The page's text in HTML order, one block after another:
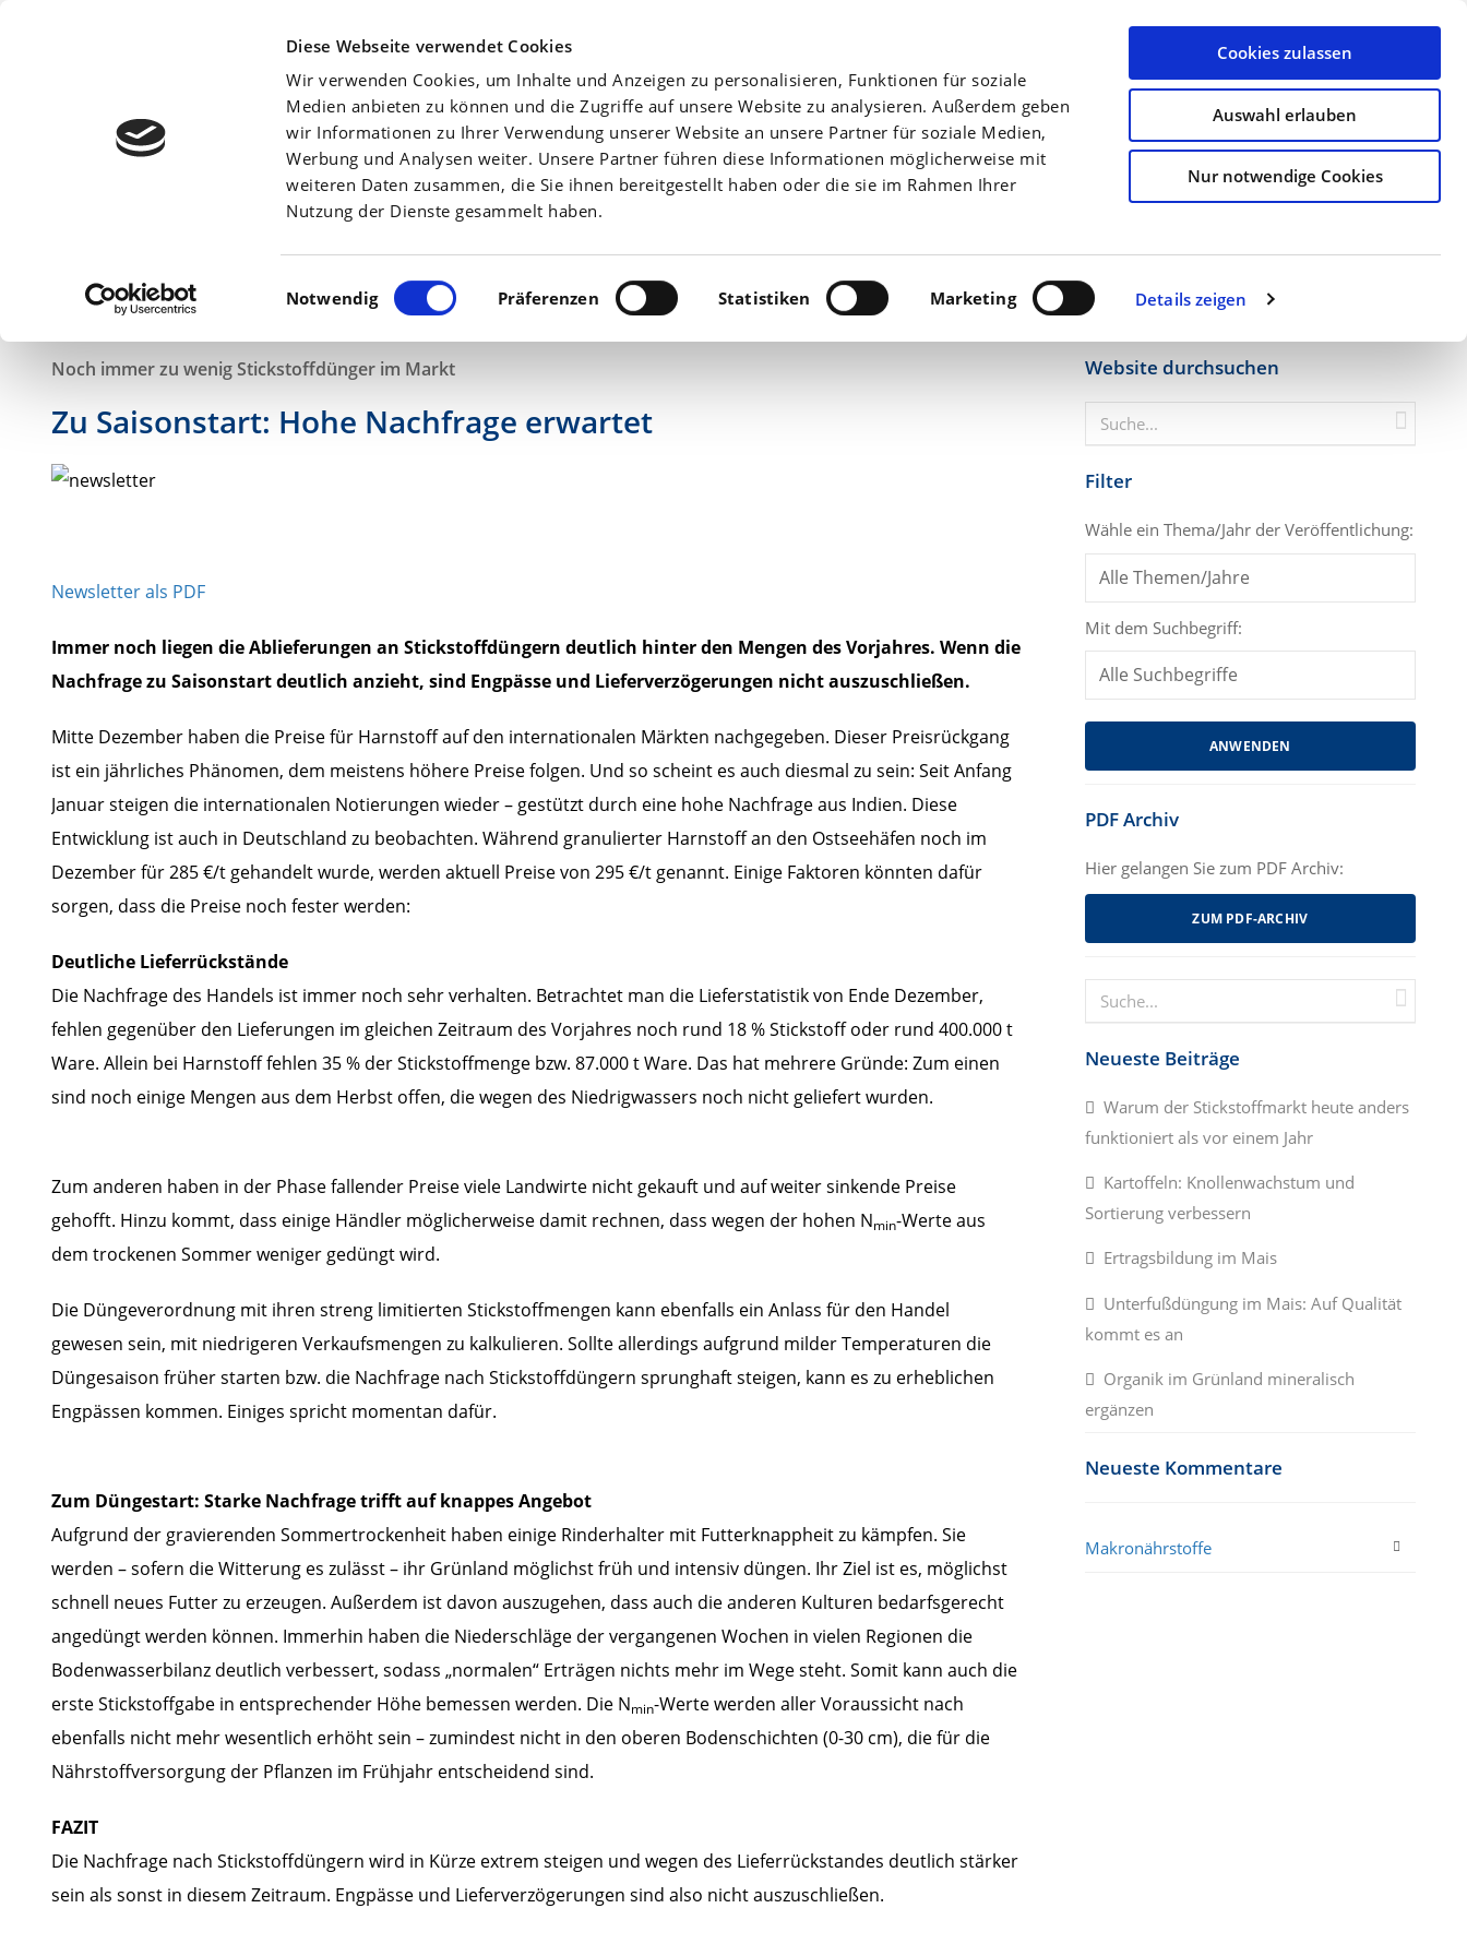
Diese Webseite verwendet Cookies
Wir verwenden Cookies, um Inhalte und Anzeigen zu personalisieren, Funktionen für soziale
Medien anbieten zu können und die Zugriffe auf unsere Website zu analysieren. Außerdem geben
wir Informationen zu Ihrer Verwendung unserer Website an unsere Partner für soziale Medien,
Werbung und Analysen weiter. Unsere Partner führen diese Informationen möglicherweise mit
weiteren Daten zusammen, die Sie ihnen bereitgestellt haben oder die sie im Rahmen Ihrer
Nutzung der Dienste gesammelt haben.
Einwilligungsauswahl
Notwendig Präferenzen Statistiken Marketing Details zeigen
Cookies zulassen
Auswahl erlauben
Nur notwendige Cookies
Ansprechpartner Über uns Termine
Aktuell Nährstoffe Düngung Kulturen Precision Farming
30. Januar 2019 Startseite Noch immer zu wenig Stickstoff...
Noch immer zu wenig Stickstoffdünger im Markt
Zu Saisonstart: Hohe Nachfrage erwartet
Newsletter als PDF
Immer noch liegen die Ablieferungen an Stickstoffdüngern deutlich hinter den Mengen des Vorjahres. Wenn die
Nachfrage zu Saisonstart deutlich anzieht, sind Engpässe und Lieferverzögerungen nicht auszuschließen.
Mitte Dezember haben die Preise für Harnstoff auf den internationalen Märkten nachgegeben. Dieser Preisrückgang
ist ein jährliches Phänomen, dem meistens höhere Preise folgen. Und so scheint es auch diesmal zu sein: Seit Anfang
Januar steigen die internationalen Notierungen wieder – gestützt durch eine hohe Nachfrage aus Indien. Diese
Entwicklung ist auch in Deutschland zu beobachten. Während granulierter Harnstoff an den Ostseehäfen noch im
Dezember für 285 €/t gehandelt wurde, werden aktuell Preise von 295 €/t genannt. Einige Faktoren könnten dafür
sorgen, dass die Preise noch fester werden:
Deutliche Lieferrückstände
Die Nachfrage des Handels ist immer noch sehr verhalten. Betrachtet man die Lieferstatistik von Ende Dezember,
fehlen gegenüber den Lieferungen im gleichen Zeitraum des Vorjahres noch rund 18 % Stickstoff oder rund 400.000 t
Ware. Allein bei Harnstoff fehlen 35 % der Stickstoffmenge bzw. 87.000 t Ware. Das hat mehrere Gründe: Zum einen
sind noch einige Mengen aus dem Herbst offen, die wegen des Niedrigwassers noch nicht geliefert wurden.
Zum anderen haben in der Phase fallender Preise viele Landwirte nicht gekauft und auf weiter sinkende Preise
gehofft. Hinzu kommt, dass einige Händler möglicherweise damit rechnen, dass wegen der hohen Nmin-Werte aus
dem trockenen Sommer weniger gedüngt wird.
Die Düngeverordnung mit ihren streng limitierten Stickstoffmengen kann ebenfalls ein Anlass für den Handel
gewesen sein, mit niedrigeren Verkaufsmengen zu kalkulieren. Sollte allerdings aufgrund milder Temperaturen die
Düngesaison früher starten bzw. die Nachfrage nach Stickstoffdüngern sprunghaft steigen, kann es zu erheblichen
Engpässen kommen. Einiges spricht momentan dafür.
Zum Düngestart: Starke Nachfrage trifft auf knappes Angebot
Aufgrund der gravierenden Sommertrockenheit haben einige Rinderhalter mit Futterknappheit zu kämpfen. Sie
werden – sofern die Witterung es zulässt – ihr Grünland möglichst früh und intensiv düngen. Ihr Ziel ist es, möglichst
schnell neues Futter zu erzeugen. Außerdem ist davon auszugehen, dass auch die anderen Kulturen bedarfsgerecht
angedüngt werden können. Immerhin haben die Niederschläge der vergangenen Wochen in vielen Regionen die
Bodenwasserbilanz deutlich verbessert, sodass „normalen“ Erträgen nichts mehr im Wege steht. Somit kann auch die
erste Stickstoffgabe in entsprechender Höhe bemessen werden. Die Nmin-Werte werden aller Voraussicht nach
ebenfalls nicht mehr wesentlich erhöht sein – zumindest nicht in den oberen Bodenschichten (0-30 cm), die für die
Nährstoffversorgung der Pflanzen im Frühjahr entscheidend sind.
FAZIT
Die Nachfrage nach Stickstoffdüngern wird in Kürze extrem steigen und wegen des Lieferrückstandes deutlich stärker
sein als sonst in diesem Zeitraum. Engpässe und Lieferverzögerungen sind also nicht auszuschließen.
Website durchsuchen
Filter
Wähle ein Thema/Jahr der Veröffentlichung:
Mit dem Suchbegriff:
PDF Archiv
Hier gelangen Sie zum PDF Archiv:
ZUM PDF-ARCHIV
Neueste Beiträge
Warum der Stickstoffmarkt heute anders
funktioniert als vor einem Jahr
Kartoffeln: Knollenwachstum und
Sortierung verbessern
Ertragsbildung im Mais
Unterfußdüngung im Mais: Auf Qualität
kommt es an
Organik im Grünland mineralisch
ergänzen
Neueste Kommentare
Makronährstoffe